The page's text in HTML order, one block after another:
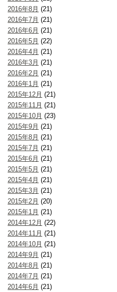
2016年8月 (21)
2016年7月 (21)
2016年6月 (21)
2016年5月 (22)
2016年4月 (21)
2016年3月 (21)
2016年2月 (21)
2016年1月 (21)
2015年12月 (21)
2015年11月 (21)
2015年10月 (23)
2015年9月 (21)
2015年8月 (21)
2015年7月 (21)
2015年6月 (21)
2015年5月 (21)
2015年4月 (21)
2015年3月 (21)
2015年2月 (20)
2015年1月 (21)
2014年12月 (22)
2014年11月 (21)
2014年10月 (21)
2014年9月 (21)
2014年8月 (21)
2014年7月 (21)
2014年6月 (21)